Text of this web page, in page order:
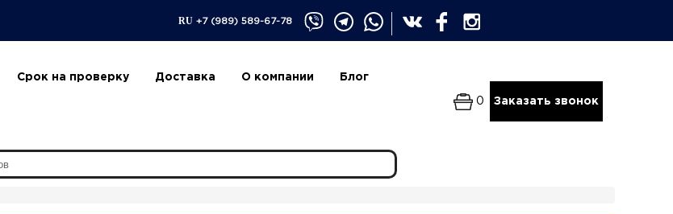
RU +7 (989) 589-67-78
Срок на проверку Доставка О компании Блог
0 Заказать звонок